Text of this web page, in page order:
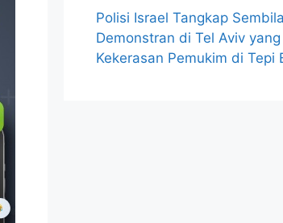
Polisi Israel Tangkap
Demonstran di Tel Aviv
Kekerasan Pemukim di Tepi